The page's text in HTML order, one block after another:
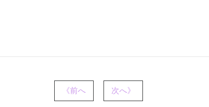
《前へ 次へ》